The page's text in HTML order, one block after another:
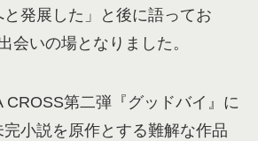
発展した」と後に語ってお
会いの場となりました。
CROSS第二弾『グッドバイ』に
小説を原作とする難解な作品